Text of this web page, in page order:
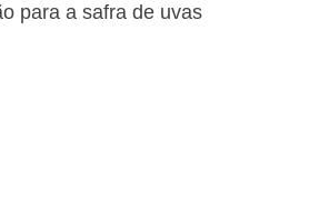
para a safra de uvas